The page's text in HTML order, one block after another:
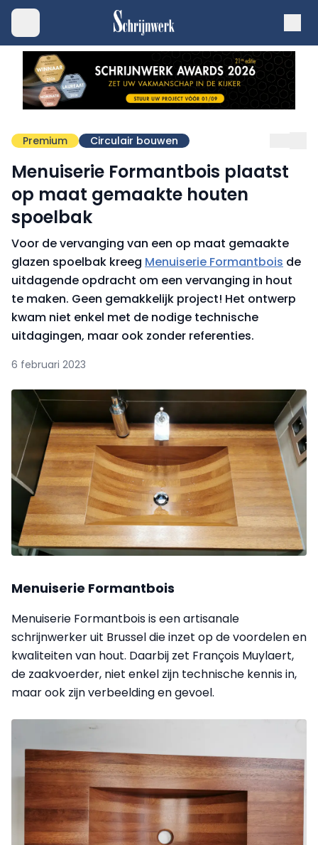
Premium Circulair bouwen
Menuiserie Formantbois plaatst
op maat gemaakte houten
spoelbak
Voor de vervanging van een op maat gemaakte
glazen spoelbak kreeg Menuiserie Formantbois de
uitdagende opdracht om een vervanging in hout
te maken. Geen gemakkelijk project! Het ontwerp
kwam niet enkel met de nodige technische
uitdagingen, maar ook zonder referenties.
6 februari 2023
Menuiserie Formantbois
Menuiserie Formantbois is een artisanale
schrijnwerker uit Brussel die inzet op de voordelen en
kwaliteiten van hout. Daarbij zet François Muylaert,
de zaakvoerder, niet enkel zijn technische kennis in,
maar ook zijn verbeelding en gevoel.